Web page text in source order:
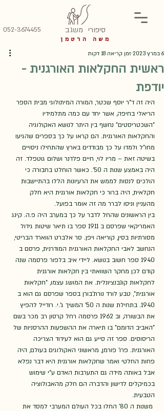
052-3674455
משה הרטמן
סיפורי
ראשית החקלאות האורגנית -
יודפת
6 במרץ 2023 זמן קריאה 18 דקות
היה זה ד"ר יוסף שכטר, המורה המיתולוגי מבית הספר
הריאלי בחיפה, אשר יחד עם כמה מתלמידיו
"השכטריסטים" נחשף בין היתר לנושא האקולוגיה
והחקלאות האורגנית. הם קראו על כך בספרים שהגיעו
מחו"ל ולמדו על כך מבודדים בארץ שהתחילו ניסויים
בשיטה זאת – מריו לוי, חיים פלדנר ושלום גוטפלד. זה
היה באמצע שנות ה 50'. כאשר הוחלט בחבורה כי
הולכים לנסות לממש את הרעיונות הללו בהתיישבות
חקלאית, היה ברור כי חקלאות אורגנית היא חלק
מהעניין וניסו לברר מה זה אומר בפועל.
בין הראשונים שהחל לדבר על כך במערב היה פ.ה. קינג
האמריקאי שפרסם ב 1911 ספר בו תיאר שיטות גידול
מסורתיות בסין, קוריאה ויפן. סר אלברט הווארד הבריטי,
הנחשב לאבי החקלאות האורגנית המודרנית, פרסם ב
1940 ספר חשוב בנושא. ליידי איב בלפור פרסמה שנה
קודם לכן מחקר השוואתי בין חקלאות אורגנית
לחקלאות קונבנציונלית. את המושג עצמו, "חקלאות
אורגנית", טבע לורד נורת'בורן בספר שפרסם גם הוא ב
1940. בתחילת שנות ה 50' המשיך ג'.י. רודייל להפיץ
את הבשורה, וב 1962 פרסמה רחל קרסון רב מכר בשם
"האביב הדומם" בו תיארה את ההשפעות ההרסניות של
הריסוסים. ספר זה סייע גם הוא לעידוד הצריכה
האורגנית. פרו' פורמן, מראשוני האקולוגים בעולם, היה
פחות החלטי ואמר שחקלאות אורגנית היא דבר נפלא
אבל באותה מידה גם התערבות האדם ע"י שימוש
בכמיקלים לדישון והדברה הם חלק מהאבולוציה
הטבעית.
משנות ה 80' החלו בכל העולם המערבי למסד את